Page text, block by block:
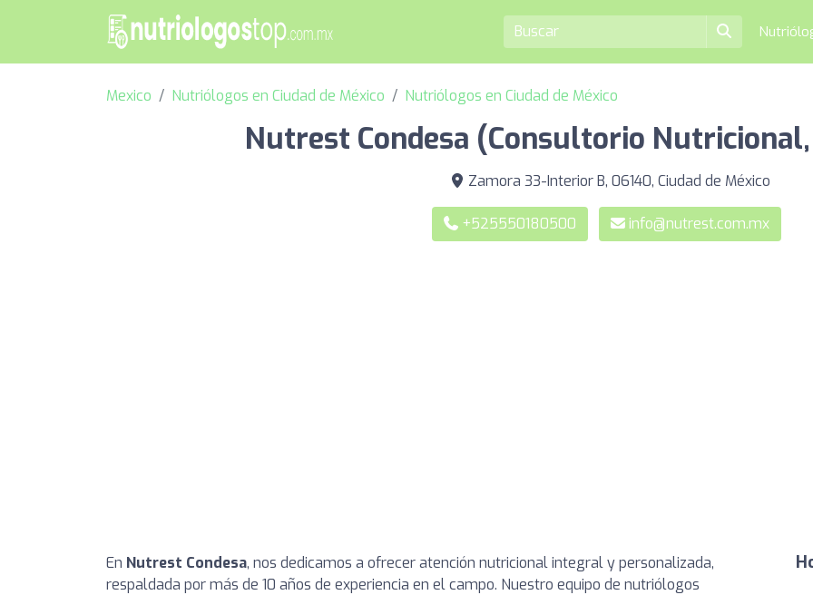
Mexico Nutriólogos en Ciudad de México Nutriólogos en Ciudad de México
Nutrest Condesa (Consultorio
Zamora 33-Interior B, 06140, Ciudad de México
+525550180500 info@nutrest.com.mx
En Nutrest Condesa, nos dedicamos a ofrecer atención nutricional integral y personalizada,
respaldada por más de 10 años de experiencia en el campo. Nuestro equipo de nutriólogos